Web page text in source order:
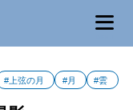
#上弦の月 #月 #雲